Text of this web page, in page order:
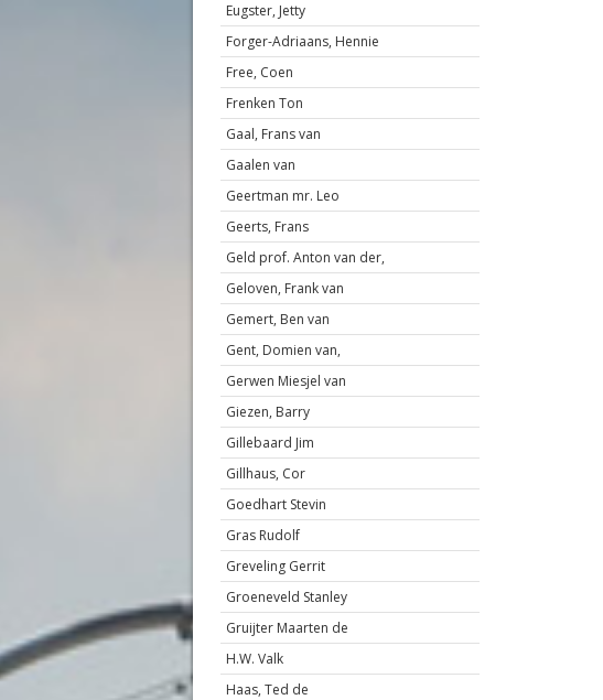
Eugster, Jetty
Forger-Adriaans, Hennie
Free, Coen
Frenken Ton
Gaal, Frans van
Gaalen van
Geertman mr. Leo
Geerts, Frans
Geld prof. Anton van der,
Geloven, Frank van
Gemert, Ben van
Gent, Domien van,
Gerwen Miesjel van
Giezen, Barry
Gillebaard Jim
Gillhaus, Cor
Goedhart Stevin
Gras Rudolf
Greveling Gerrit
Groeneveld Stanley
Gruijter Maarten de
H.W. Valk
Haas, Ted de